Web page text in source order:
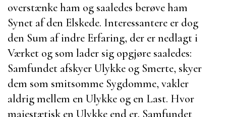
overstænke ham og saaledes berøve ham
Synet af den Elskede. Interessantere er dog
den Sum af indre Erfaring, der er nedlagt i
Værket og som lader sig opgjøre saaledes:
Samfundet afskyer Ulykke og Smerte, skyer
dem som smitsomme Sygdomme, vakler
aldrig mellem en Ulykke og en Last. Hvor
majestætisk en Ulykke end er, Samfundet